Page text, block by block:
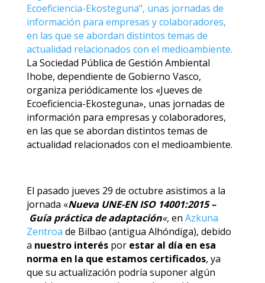
La Sociedad Pública de Gestión Ambiental
Ihobe, dependiente de Gobierno Vasco,
organiza periódicamente los «Jueves de
Ecoeficiencia-Ekosteguna», unas jornadas de
información para empresas y colaboradores,
en las que se abordan distintos temas de
actualidad relacionados con el medioambiente.
El pasado jueves 29 de octubre asistimos a la
jornada «Nueva UNE-EN ISO 14001:2015 –
Guía práctica de adaptación«,en Azkuna
Zentroa de Bilbao (antigua Alhóndiga), debido
a nuestro interéspor estar al día en esa
norma en la que estamos certificados, ya
que su actualización podría suponer algún